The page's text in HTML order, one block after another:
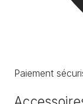
Paiement